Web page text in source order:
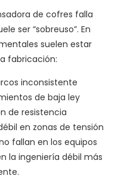
de cofres falla
ser “sobreuso”. En
suelen estar
fabricación:
inconsistente
de baja ley
de resistencia
en zonas de tensión
fallan en los equipos
la ingeniería débil más